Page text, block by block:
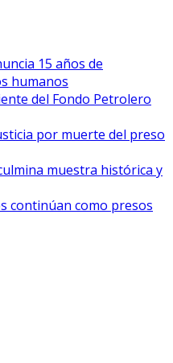
15 años de
humanos
del Fondo Petrolero
por muerte del preso
muestra histórica y
continúan como presos